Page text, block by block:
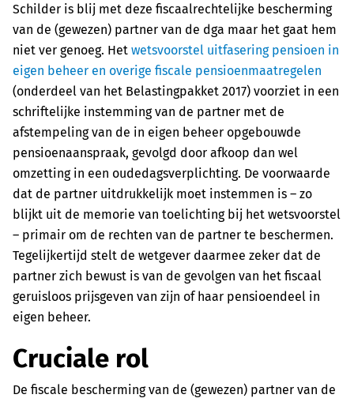
Schilder is blij met deze fiscaalrechtelijke bescherming
van de (gewezen) partner van de dga maar het gaat hem
niet ver genoeg. Het wetsvoorstel uitfasering pensioen in
eigen beheer en overige fiscale pensioenmaatregelen
(onderdeel van het Belastingpakket 2017) voorziet in een
schriftelijke instemming van de partner met de
afstempeling van de in eigen beheer opgebouwde
pensioenaanspraak, gevolgd door afkoop dan wel
omzetting in een oudedagsverplichting. De voorwaarde
dat de partner uitdrukkelijk moet instemmen is – zo
blijkt uit de memorie van toelichting bij het wetsvoorstel
– primair om de rechten van de partner te beschermen.
Tegelijkertijd stelt de wetgever daarmee zeker dat de
partner zich bewust is van de gevolgen van het fiscaal
geruisloos prijsgeven van zijn of haar pensioendeel in
eigen beheer.
Cruciale rol
De fiscale bescherming van de (gewezen) partner van de